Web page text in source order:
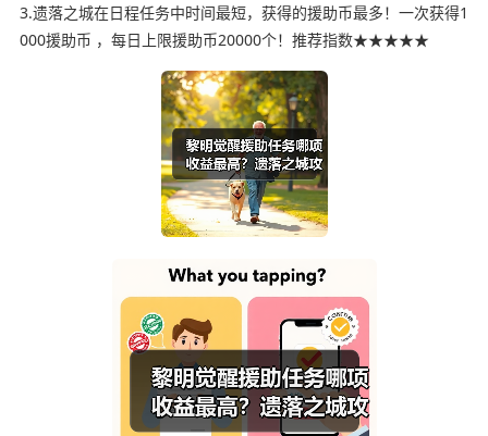
3.遗落之城在日程任务中时间最短，获得的援助币最多！一次获得1
000援助币 ，每日上限援助币20000个！推荐指数★★★★★